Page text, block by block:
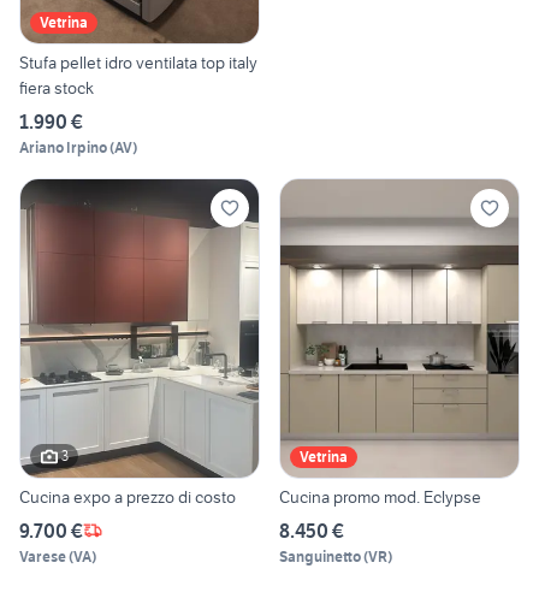
Vetrina
Stufa pellet idro ventilata top italy
fiera stock
1.990 €
Ariano Irpino(AV)
3
Cucina expo a prezzo di costo
9.700 €
Varese(VA)
Vetrina
Cucina promo mod. Eclypse
8.450 €
Sanguinetto(VR)